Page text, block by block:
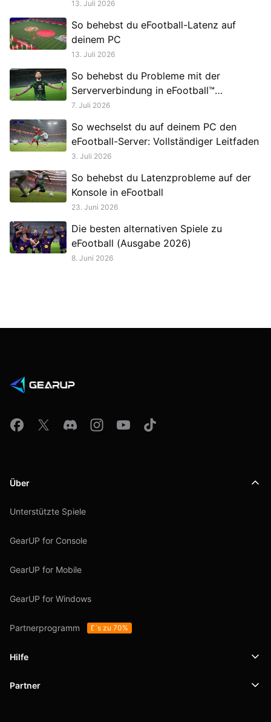
13. Juli 2026
So behebst du eFootball-Latenz auf
deinem PC
13. Juli 2026
So behebst du Probleme mit der
Serververbindung in eFootball™
(Mobilversion)
7. Juli 2026
So wechselst du auf deinem PC den
eFootball-Server: Vollständiger Leitfaden
3. Juli 2026
So behebst du Latenzprobleme auf der
Konsole in eFootball
23. Juni 2026
Die besten alternativen Spiele zu
eFootball (Ausgabe 2026)
8. Juni 2026
Über
Unterstützte Spiele
GearUP for Console
GearUP for Mobile
GearUP for Windows
Partnerprogramm Bis zu 70%
Hilfe
Support
Partner